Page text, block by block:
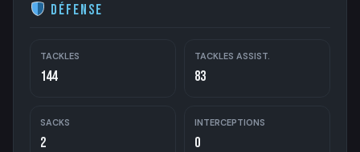
Défense
TACKLES
144
TACKLES ASSIST.
83
SACKS
2
INTERCEPTIONS
0